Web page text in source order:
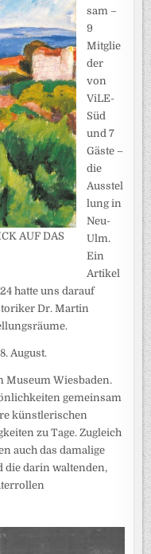
AUF DAS
sam –
9
Mitglie
der
von
ViLE-
Süd
und 7
Gäste –
die
Ausstel
lung in
Neu-
Ulm.
Ein
Artikel
hatte uns darauf
Dr. Martin
August.
Museum Wiesbaden.
gemeinsam
künstlerischen
zu Tage. Zugleich
auch das damalige
die darin waltenden,